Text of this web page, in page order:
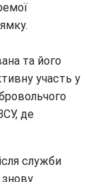
та його
участь у
де
служби
знову